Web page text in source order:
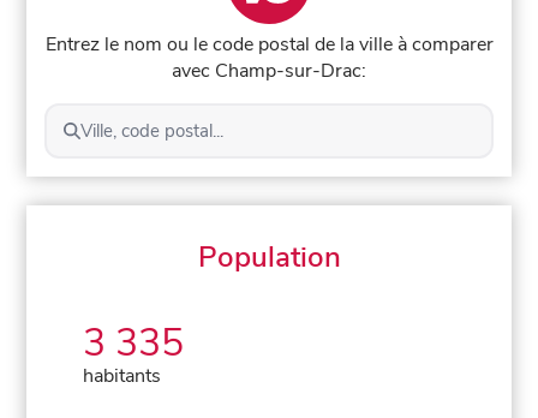
Entrez le nom ou le code postal de la ville à comparer
avec Champ-sur-Drac:
Ville, code postal...
Population
3 335
habitants